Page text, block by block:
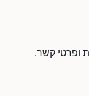
ופרטי קשר.